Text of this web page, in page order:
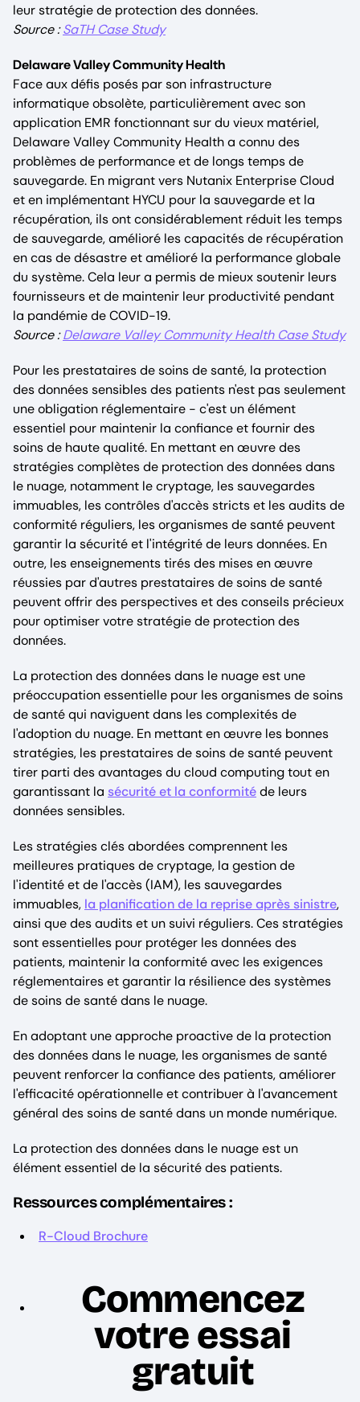
leur stratégie de protection des données.
Source :SaTH Case Study
Delaware Valley Community Health
Face aux défis posés par son infrastructure
informatique obsolète, particulièrement avec son
application EMR fonctionnant sur du vieux matériel,
Delaware Valley Community Health a connu des
problèmes de performance et de longs temps de
sauvegarde. En migrant vers Nutanix Enterprise Cloud
et en implémentant HYCU pour la sauvegarde et la
récupération, ils ont considérablement réduit les temps
de sauvegarde, amélioré les capacités de récupération
en cas de désastre et amélioré la performance globale
du système. Cela leur a permis de mieux soutenir leurs
fournisseurs et de maintenir leur productivité pendant
la pandémie de COVID-19.
Source :Delaware Valley Community Health Case Study
Pour les prestataires de soins de santé, la protection
des données sensibles des patients n'est pas seulement
une obligation réglementaire - c'est un élément
essentiel pour maintenir la confiance et fournir des
soins de haute qualité. En mettant en œuvre des
stratégies complètes de protection des données dans
le nuage, notamment le cryptage, les sauvegardes
immuables, les contrôles d'accès stricts et les audits de
conformité réguliers, les organismes de santé peuvent
garantir la sécurité et l'intégrité de leurs données. En
outre, les enseignements tirés des mises en œuvre
réussies par d'autres prestataires de soins de santé
peuvent offrir des perspectives et des conseils précieux
pour optimiser votre stratégie de protection des
données.
La protection des données dans le nuage est une
préoccupation essentielle pour les organismes de soins
de santé qui naviguent dans les complexités de
l'adoption du nuage. En mettant en œuvre les bonnes
stratégies, les prestataires de soins de santé peuvent
tirer parti des avantages du cloud computing tout en
garantissant la sécurité et la conformitéde leurs
données sensibles.
Les stratégies clés abordées comprennent les
meilleures pratiques de cryptage, la gestion de
l'identité et de l'accès (IAM), les sauvegardes
immuables, la planification de la reprise après sinistre,
ainsi que des audits et un suivi réguliers. Ces stratégies
sont essentielles pour protéger les données des
patients, maintenir la conformité avec les exigences
réglementaires et garantir la résilience des systèmes
de soins de santé dans le nuage.
En adoptant une approche proactive de la protection
des données dans le nuage, les organismes de santé
peuvent renforcer la confiance des patients, améliorer
l'efficacité opérationnelle et contribuer à l'avancement
général des soins de santé dans un monde numérique.
La protection des données dans le nuage est un
élément essentiel de la sécurité des patients.
Ressources complémentaires :
R-Cloud Brochure
Commencez
votre essai
gratuit